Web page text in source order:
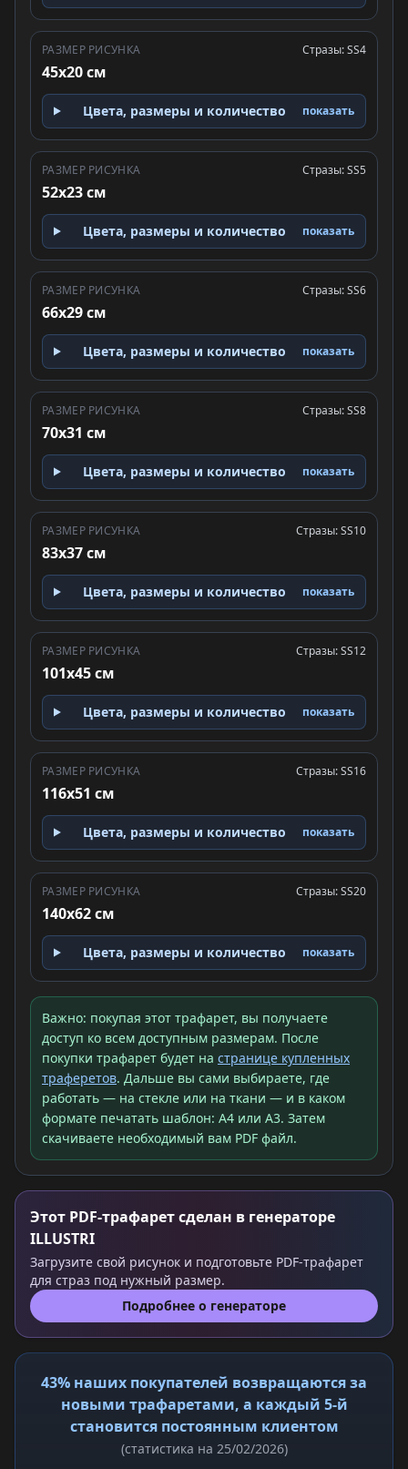
РАЗМЕР РИСУНКА
45x20 см
Стразы: SS4
Цвета, размеры и количество показать
РАЗМЕР РИСУНКА
52x23 см
Стразы: SS5
Цвета, размеры и количество показать
РАЗМЕР РИСУНКА
66x29 см
Стразы: SS6
Цвета, размеры и количество показать
РАЗМЕР РИСУНКА
70x31 см
Стразы: SS8
Цвета, размеры и количество показать
РАЗМЕР РИСУНКА
83x37 см
Стразы: SS10
Цвета, размеры и количество показать
РАЗМЕР РИСУНКА
101x45 см
Стразы: SS12
Цвета, размеры и количество показать
РАЗМЕР РИСУНКА
116x51 см
Стразы: SS16
Цвета, размеры и количество показать
РАЗМЕР РИСУНКА
140x62 см
Стразы: SS20
Цвета, размеры и количество показать
Важно: покупая этот трафарет, вы получаете
доступ ко всем доступным размерам. После
покупки трафарет будет на странице купленных
траферетов. Дальше вы сами выбираете, где
работать — на стекле или на ткани — и в каком
формате печатать шаблон: A4 или A3. Затем
скачиваете необходимый вам PDF файл.
Этот PDF-трафарет сделан в генераторе
ILLUSTRI
Загрузите свой рисунок и подготовьте PDF-трафарет
для страз под нужный размер.
Подробнее о генераторе
43% наших покупателей возвращаются за
новыми трафаретами, а каждый 5-й
становится постоянным клиентом
(статистика на 25/02/2026)